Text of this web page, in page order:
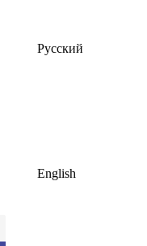
Русский
English